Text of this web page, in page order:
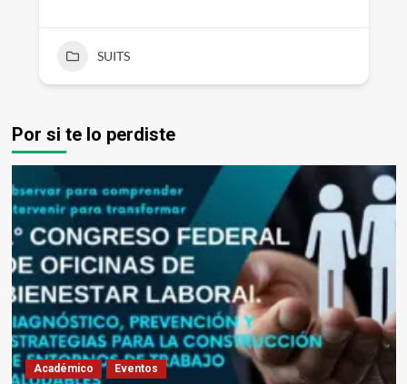
SUITS
Por si te lo perdiste
Académico Eventos